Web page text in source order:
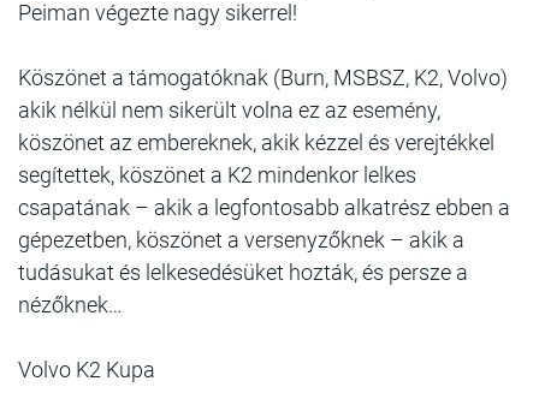
Peiman végezte nagy sikerrel!
Köszönet a támogatóknak (Burn, MSBSZ, K2, Volvo)
akik nélkül nem sikerült volna ez az esemény,
köszönet az embereknek, akik kézzel és verejtékkel
segítettek, köszönet a K2 mindenkor lelkes
csapatának – akik a legfontosabb alkatrész ebben a
gépezetben, köszönet a versenyzőknek – akik a
tudásukat és lelkesedésüket hozták, és persze a
nézőknek…
Volvo K2 Kupa